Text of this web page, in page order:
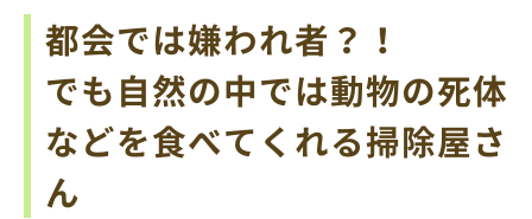
都会では嫌われ者？！
でも自然の中では動物の死体
などを食べてくれる掃除屋さ
ん